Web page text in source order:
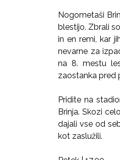
Nogometaši
blestijo. Zbrali
in en remi, kar
nevarne za
na 8. mestu
zaostanka pred
Pridite na
Brinja. Skozi
dajali vse od
kot zaslužili.